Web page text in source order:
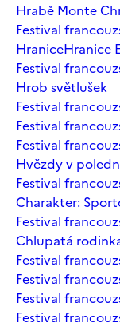
Hrabě Monte
Festival
HraniceHranice
Festival
Hrob světlušek
Festival
Festival
Festival
Hvězdy v
Festival
Charakter:
Festival
Chlupatá
Festival
Festival
Festival
Festival